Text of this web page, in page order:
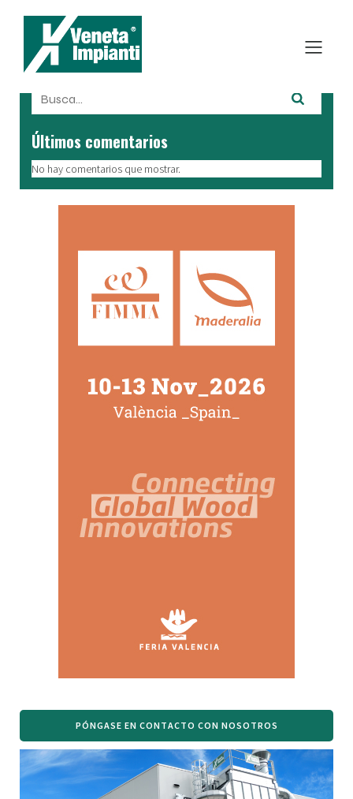
Últimos comentarios
No hay comentarios que mostrar.
PÓNGASE EN CONTACTO CON NOSOTROS